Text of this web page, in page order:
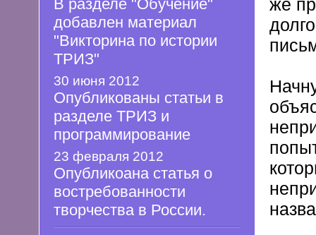
В разделе "Обучение"
добавлен материал
"Викторина по истории
ТРИЗ"
30 июня 2012
Опубликованы статьи в
разделе ТРИЗ и
программирование
23 февраля 2012
Опубликоана статья о
востребованности
творчества в России.
же